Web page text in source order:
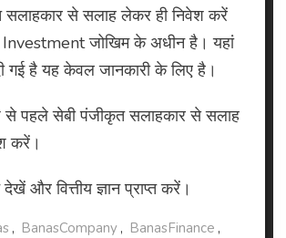
से सलाह लेकर ही निवेश करें
Investment जोखिम के अधीन है। यहां
गई है यह केवल जानकारी के लिए है।
से पहले सेबी पंजीकृत सलाहकार से सलाह
करें।
देखें और वित्तीय ज्ञान प्राप्त करें।
, BanasCompany , BanasFinance ,